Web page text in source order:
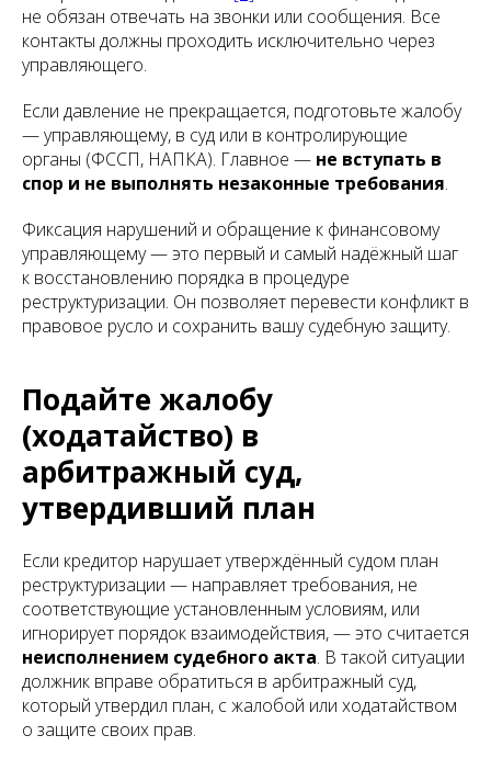
не обязан отвечать на звонки или сообщения. Все
контакты должны проходить исключительно через
управляющего.
Если давление не прекращается, подготовьте жалобу
— управляющему, в суд или в контролирующие
органы (ФССП, НАПКА). Главное — не вступать в
спор и не выполнять незаконные требования.
Фиксация нарушений и обращение к финансовому
управляющему — это первый и самый надёжный шаг
к восстановлению порядка в процедуре
реструктуризации. Он позволяет перевести конфликт в
правовое русло и сохранить вашу судебную защиту.
Подайте жалобу
(ходатайство) в
арбитражный суд,
утвердивший план
Если кредитор нарушает утверждённый судом план
реструктуризации — направляет требования, не
соответствующие установленным условиям, или
игнорирует порядок взаимодействия, — это считается
неисполнением судебного акта. В такой ситуации
должник вправе обратиться в арбитражный суд,
который утвердил план, с жалобой или ходатайством
о защите своих прав.